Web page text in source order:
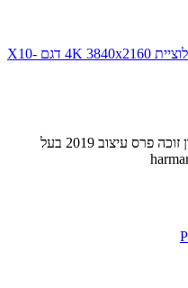
מקרן קולנוע ביתי מבית ViewSonic רזולוציית 4K 3840x2160 דגם X10-
מקרן ViewSonic X10-4K-LED. מקרן זוכה פרס עיצוב 2019 בעל